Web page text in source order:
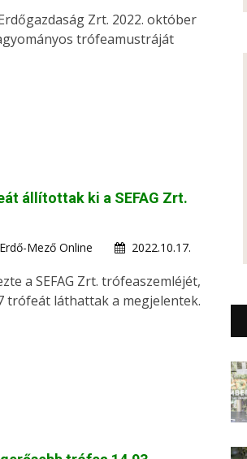
Zrt. 2022. október
trófeamustráját
állítottak ki a SEFAG Zrt.
Mező Online 2022.10.17.
a SEFAG Zrt. trófeaszemléjét,
trófeát láthattak a megjelentek.